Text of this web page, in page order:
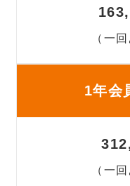
（一
1年会
（一